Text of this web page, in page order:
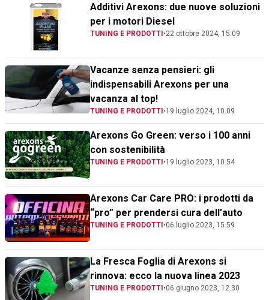
Additivi Arexons: due nuove soluzioni
per i motori Diesel
TUNING E PRODOTTI•22 ottobre 2024, 15.09
Vacanze senza pensieri: gli
indispensabili Arexons per una
vacanza al top!
TUNING E PRODOTTI•19 luglio 2024, 10.09
Arexons Go Green: verso i 100 anni
con sostenibilità
TUNING E PRODOTTI•19 luglio 2023, 10.54
Arexons Car Care PRO: i prodotti da
“pro” per prendersi cura dell’auto
TUNING E PRODOTTI•06 luglio 2023, 15.59
La Fresca Foglia di Arexons si
rinnova: ecco la nuova linea 2023
TUNING E PRODOTTI•06 giugno 2023, 12.30